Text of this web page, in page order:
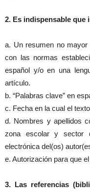
2. Es indispensable que
a. Un resumen no mayor
con las normas
español y/o en una
artículo.
b. “Palabras clave” en
c. Fecha en la cual el
d. Nombres y apellidos
zona escolar y sector
electrónica del(os)
e. Autorización para que
3. Las referencias